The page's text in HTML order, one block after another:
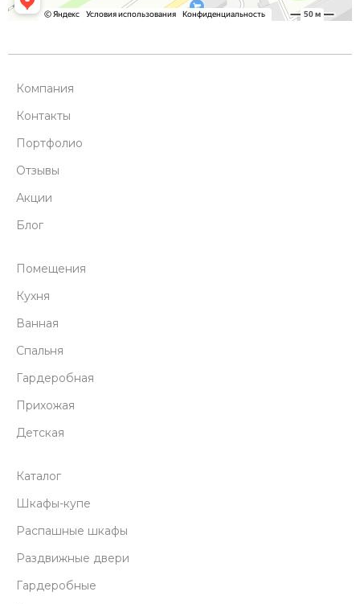
Компания
Контакты
Портфолио
Отзывы
Акции
Блог
Помещения
Кухня
Ванная
Спальня
Гардеробная
Прихожая
Детская
Каталог
Шкафы-купе
Распашные шкафы
Раздвижные двери
Гардеробные